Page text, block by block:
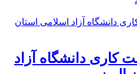
کاری دانشگاه آزاد